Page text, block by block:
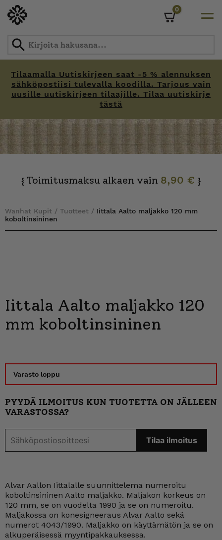
Tilaamalla Uutiskirjeen saat -5 % alennuksen
sähköpostiisi tulevalla koodilla. Tarjous vain
uusille uutiskirjeen tilaajille. Tilaa uutiskirje
tästä
0
{ Toimitusmaksu alkaen vain 8,90 € }
Wanhat Kupit / Tuotteet / Iittala Aalto maljakko 120 mm
koboltinsininen
Iittala Aalto maljakko 120
mm koboltinsininen
Varasto loppu
PYYDÄ ILMOITUS KUN TUOTETTA ON JÄLLEEN
VARASTOSSA?
Alvar Aallon Iittalalle suunnittelema numeroitu
koboltinsininen Aalto maljakko. Maljakon korkeus on
120 mm, se on vuodelta 1990 ja se on numeroitu.
Maljakossa on konesigneeraus Alvar Aalto sekä
numerot 4043/1990. Maljakko on käyttämätön ja se on
alkuperäisessä myyntipakkauksessa.